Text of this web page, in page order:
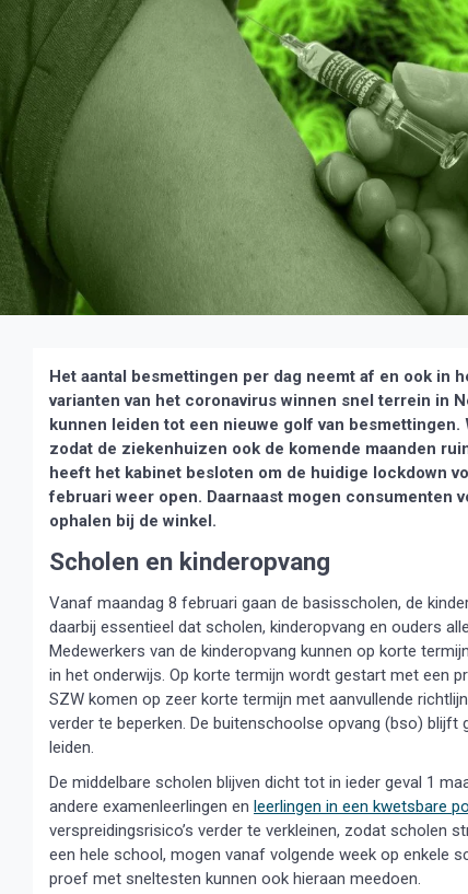
Het aantal besmettingen per dag neemt af en ook in
varianten van het coronavirus winnen snel terrein in
kunnen leiden tot een nieuwe golf van
zodat de ziekenhuizen ook de komende maanden
heeft het kabinet besloten om de huidige lockdown
februari weer open. Daarnaast mogen consumenten
ophalen bij de winkel.
Scholen en kinderopvang
Vanaf maandag 8 februari gaan de basisscholen, de
daarbij essentieel dat scholen, kinderopvang en ouders
Medewerkers van de kinderopvang kunnen op korte
in het onderwijs. Op korte termijn wordt gestart met een
SZW komen op zeer korte termijn met aanvullende
verder te beperken. De buitenschoolse opvang (bso)
leiden.
De middelbare scholen blijven dicht tot in ieder geval 1
andere examenleerlingen en leerlingen in een kwetsbare
verspreidingsrisico’s verder te verkleinen, zodat scholen
een hele school, mogen vanaf volgende week op enkele
proef met sneltesten kunnen ook hieraan meedoen.